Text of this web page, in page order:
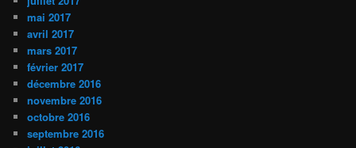
mai 2017
avril 2017
mars 2017
février 2017
décembre 2016
novembre 2016
octobre 2016
septembre 2016